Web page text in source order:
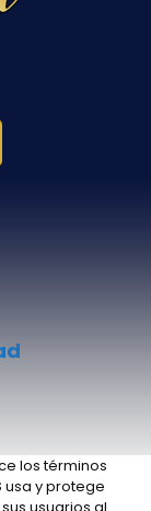
los términos
usa y protege